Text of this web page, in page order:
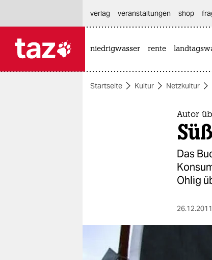
themen
nord
verlag
veranstaltungen shop
niedrigwasser rente
Startseite Kultur Netzkultur
Autor
Das
Ohlig
26.12.2011